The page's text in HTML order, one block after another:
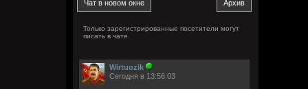
Только зарегистрированные посетители могут
писать в чате.
Wirtuozik
Сегодня в 13:56:03